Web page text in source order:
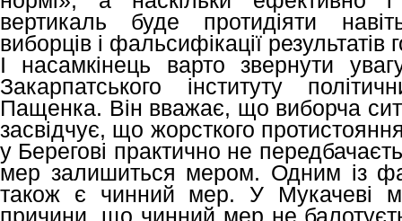
вертикаль буде протидіяти
виборців і фальсифікації результатів
І насамкінець варто звернути
Закарпатського інституту
Пащенка. Він вважає, що виборча
засвідчує, що жорсткого
у Берегові практично не
мер залишиться мером. Одним із
також є чинний мер. У Мукачеві
причини, що чинний мер не